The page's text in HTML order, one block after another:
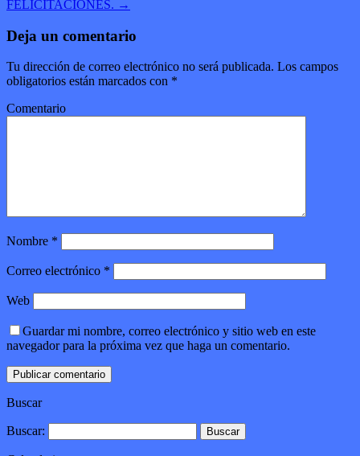
FELICITACIONES. →
Deja un comentario
Tu dirección de correo electrónico no será publicada. Los campos
obligatorios están marcados con *
Comentario
Nombre *
Correo electrónico *
Web
Guardar mi nombre, correo electrónico y sitio web en este
navegador para la próxima vez que haga un comentario.
Buscar
Buscar: